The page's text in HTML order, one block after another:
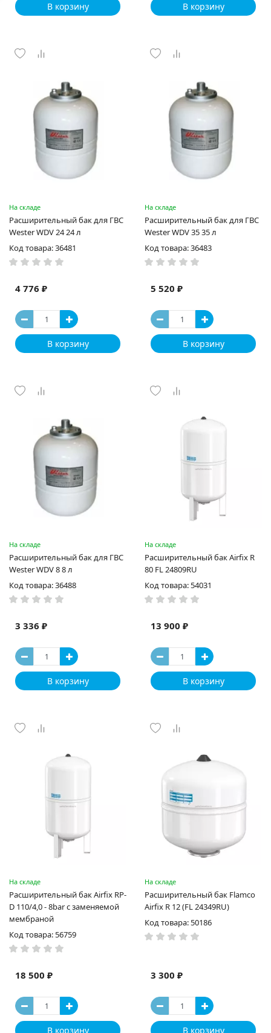
В корзину В корзину
На складе
Раcширительный бак для ГВС
Wester WDV 24 24 л
Код товара: 36481
4 776 ₽
В корзину
На складе
Раcширительный бак для ГВС
Wester WDV 35 35 л
Код товара: 36483
5 520 ₽
В корзину
На складе
Раcширительный бак для ГВС
Wester WDV 8 8 л
Код товара: 36488
3 336 ₽
В корзину
На складе
Расширительный бак Airfix R
80 FL 24809RU
Код товара: 54031
13 900 ₽
В корзину
На складе
Расширительный бак Airfix RP-
D 110/4,0 - 8bar с заменяемой
мембраной
Код товара: 56759
18 500 ₽
В корзину
На складе
Расширительный бак Flamco
Airfix R 12 (FL 24349RU)
Код товара: 50186
3 300 ₽
В корзину